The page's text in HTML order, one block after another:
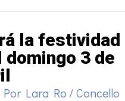
la festividad
domingo 3 de
Lara Ro /Concello